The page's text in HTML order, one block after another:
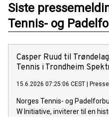
Siste
Tennis- og
Casper Ruud til
Tennis i Trondheim
15.6.2026 07:25:06 CEST |
Norges Tennis- og
W Initiative, inviterer til en